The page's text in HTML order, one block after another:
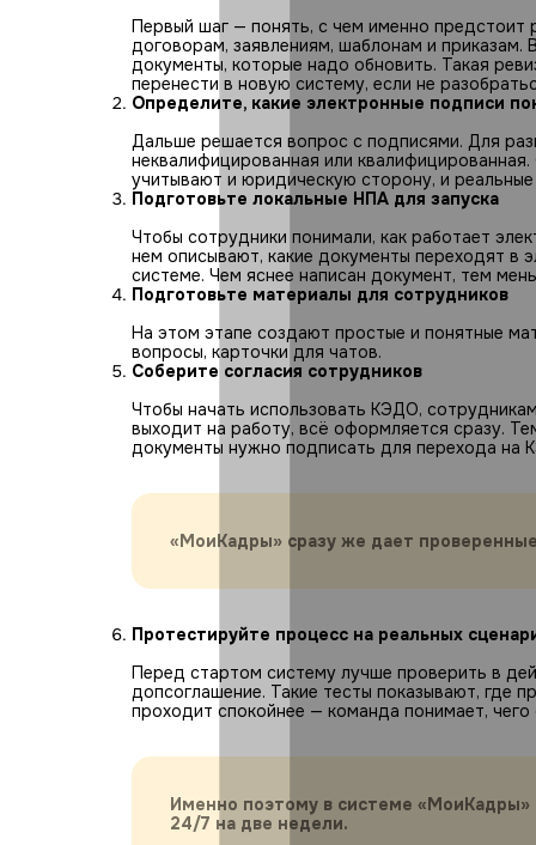
Первый шаг — понять, с чем именно
договорам, заявлениям, шаблонам и
документы, которые надо обновить. Такая
перенести в новую систему, если не
Определите, какие электронные подписи
Дальше решается вопрос с подписями. Для
неквалифицированная или
учитывают и юридическую сторону, и
Подготовьте локальные НПА для запуска
Чтобы сотрудники понимали, как работает
нем описывают, какие документы переходят в
системе. Чем яснее написан документ, тем
Подготовьте материалы для сотрудников
На этом этапе создают простые и понятные
вопросы, карточки для чатов.
Соберите согласия сотрудников
Чтобы начать использовать КЭДО,
выходит на работу, всё оформляется сразу.
документы нужно подписать для перехода на
«МоиКадры» сразу же дает
Протестируйте процесс на реальных
Перед стартом систему лучше проверить в
допсоглашение. Такие тесты показывают, где
проходит спокойнее — команда понимает,
Именно поэтому в системе
24/7 на две недели.